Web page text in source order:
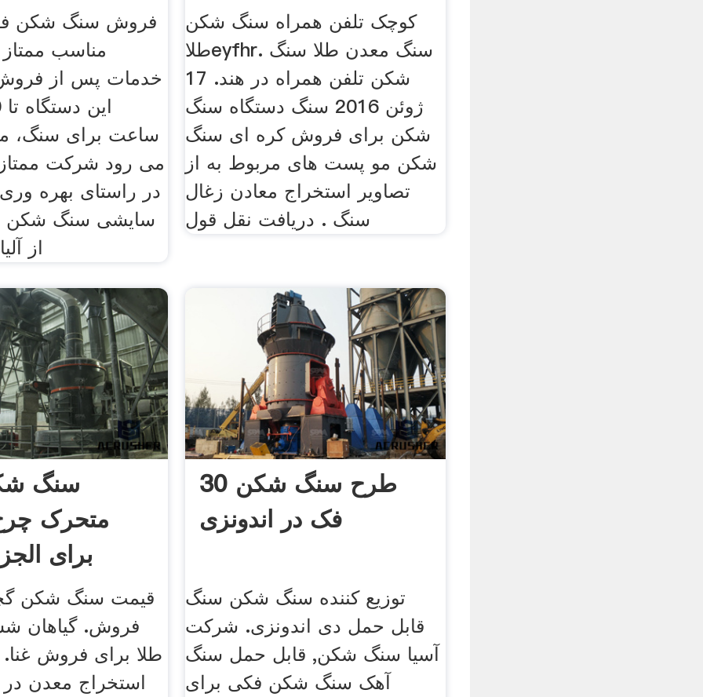
فروش سنگ شکن
مناسب
خدمات پس از
ساعت برای سنگ،
می رود شرکت
در راستای بهره
سایشی سنگ شکن
از
کوچک تلفن همراه سنگ شکن
طلاeyfhr. سنگ معدن طلا سنگ
شکن تلفن همراه در هند. 17
ژوئن 2016 سنگ دستگاه سنگ
شکن برای فروش کره ای سنگ
شکن مو پست های مربوط به از
تصاویر استخراج معادن زغال
سنگ . دریافت نقل قول
سنگ
متحرک
برای
قیمت سنگ شکن
فروش. گیاهان
طلا برای فروش
استخراج معدن
طرح سنگ شکن 30
فک در اندونزی
توزیع کننده سنگ شکن سنگ
قابل حمل دی اندونزی. شرکت
آسیا سنگ شکن, قابل حمل سنگ
آهک سنگ شکن فکی برای